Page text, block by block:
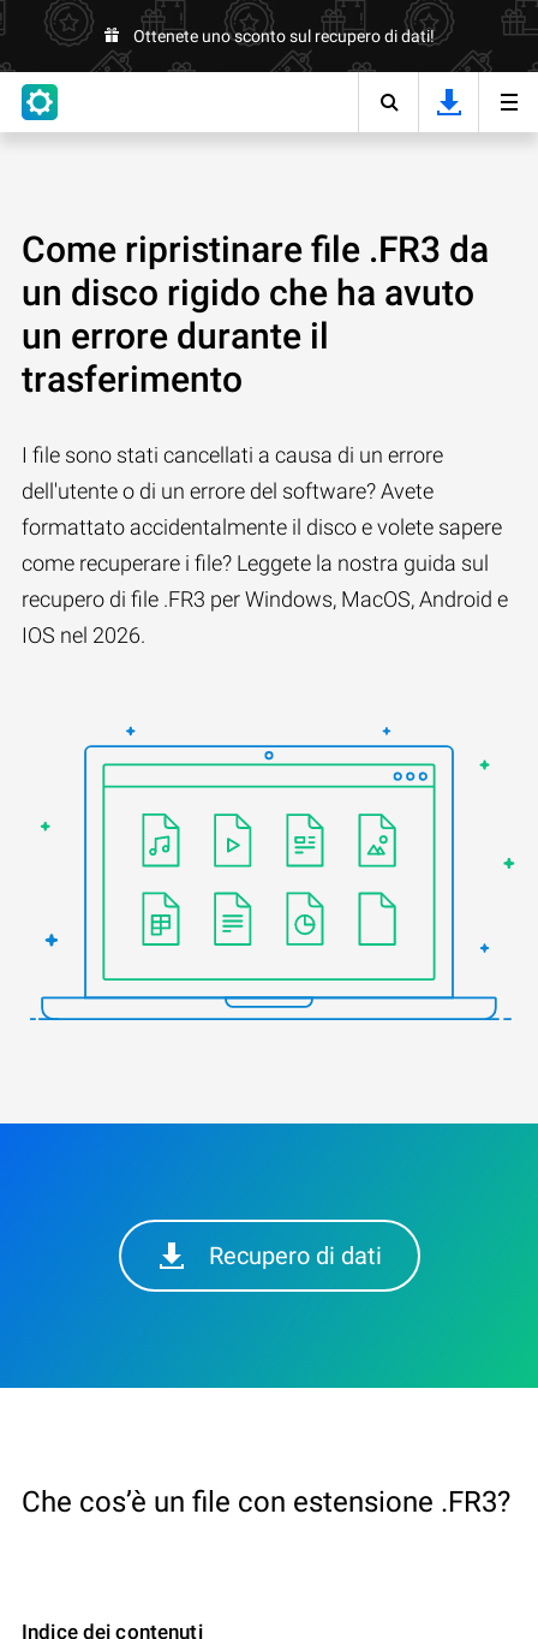
Ottenete uno sconto sul recupero di dati!
Come ripristinare file .FR3 da
un disco rigido che ha avuto
un errore durante il
trasferimento
I file sono stati cancellati a causa di un errore
dell'utente o di un errore del software? Avete
formattato accidentalmente il disco e volete sapere
come recuperare i file? Leggete la nostra guida sul
recupero di file .FR3 per Windows, MacOS, Android e
IOS nel 2026.
Recupero di dati
Che cos’è un file con estensione .FR3?
Indice dei contenuti